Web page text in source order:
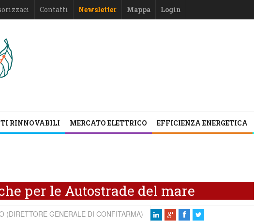
Contatti Newsletter Mappa Login
RINNOVABILI MERCATO ELETTRICO EFFICIENZA ENERGETICA
per le Autostrade del mare
(DIRETTORE GENERALE DI CONFITARMA)